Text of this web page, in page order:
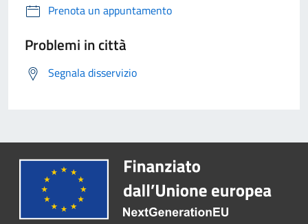
Prenota un appuntamento
Problemi in città
Segnala disservizio